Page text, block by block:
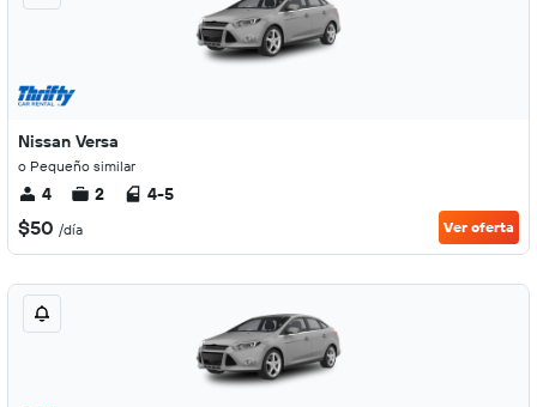
Nissan Versa
o Pequeño similar
4 2 4-5
$50 /día Ver oferta